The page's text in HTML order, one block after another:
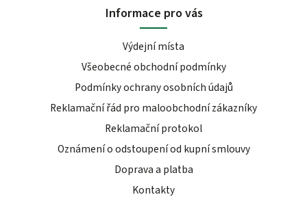
Informace pro vás
Výdejní místa
Všeobecné obchodní podmínky
Podmínky ochrany osobních údajů
Reklamační řád pro maloobchodní zákazníky
Reklamační protokol
Oznámení o odstoupení od kupní smlouvy
Doprava a platba
Kontakty